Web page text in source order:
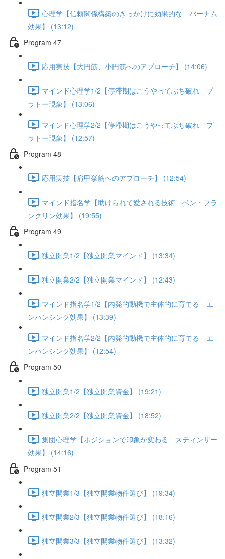
心理学【信頼関係構築のきっかけに効果的な バーナム
効果】 (13:12)
Program 47
応用実技【大円筋、小円筋へのアプローチ】 (14:06)
マインド心理学1/2【停滞期はこうやってぶち破れ プ
ラトー現象】 (13:06)
マインド心理学2/2【停滞期はこうやってぶち破れ プ
ラトー現象】 (12:57)
Program 48
応用実技【肩甲挙筋へのアプローチ】 (12:54)
マインド指名学【助けられて愛される技術 ベン・フラ
ンクリン効果】 (19:55)
Program 49
独立開業1/2【独立開業マインド】 (13:34)
独立開業2/2【独立開業マインド】 (12:43)
マインド指名学1/2【内発的動機で主体的に育てる エ
ンハンシング効果】 (13:39)
マインド指名学2/2【内発的動機で主体的に育てる エ
ンハンシング効果】 (12:54)
Program 50
独立開業1/2【独立開業資金】 (19:21)
独立開業2/2【独立開業資金】 (18:52)
集団心理学【ポジションで印象が変わる スティンザー
効果】 (14:16)
Program 51
独立開業1/3【独立開業物件選び】 (19:34)
独立開業2/3【独立開業物件選び】 (18:16)
独立開業3/3【独立開業物件選び】 (13:32)